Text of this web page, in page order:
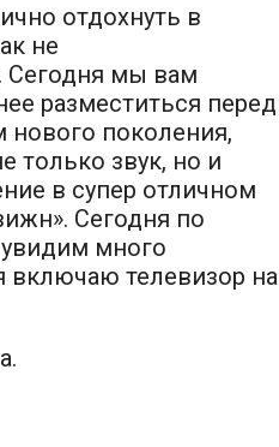
отдохнуть в
не
. Сегодня мы вам
разместиться перед
нового поколения,
только звук, но и
в супер отличном
. Сегодня по
увидим много
включаю телевизор на